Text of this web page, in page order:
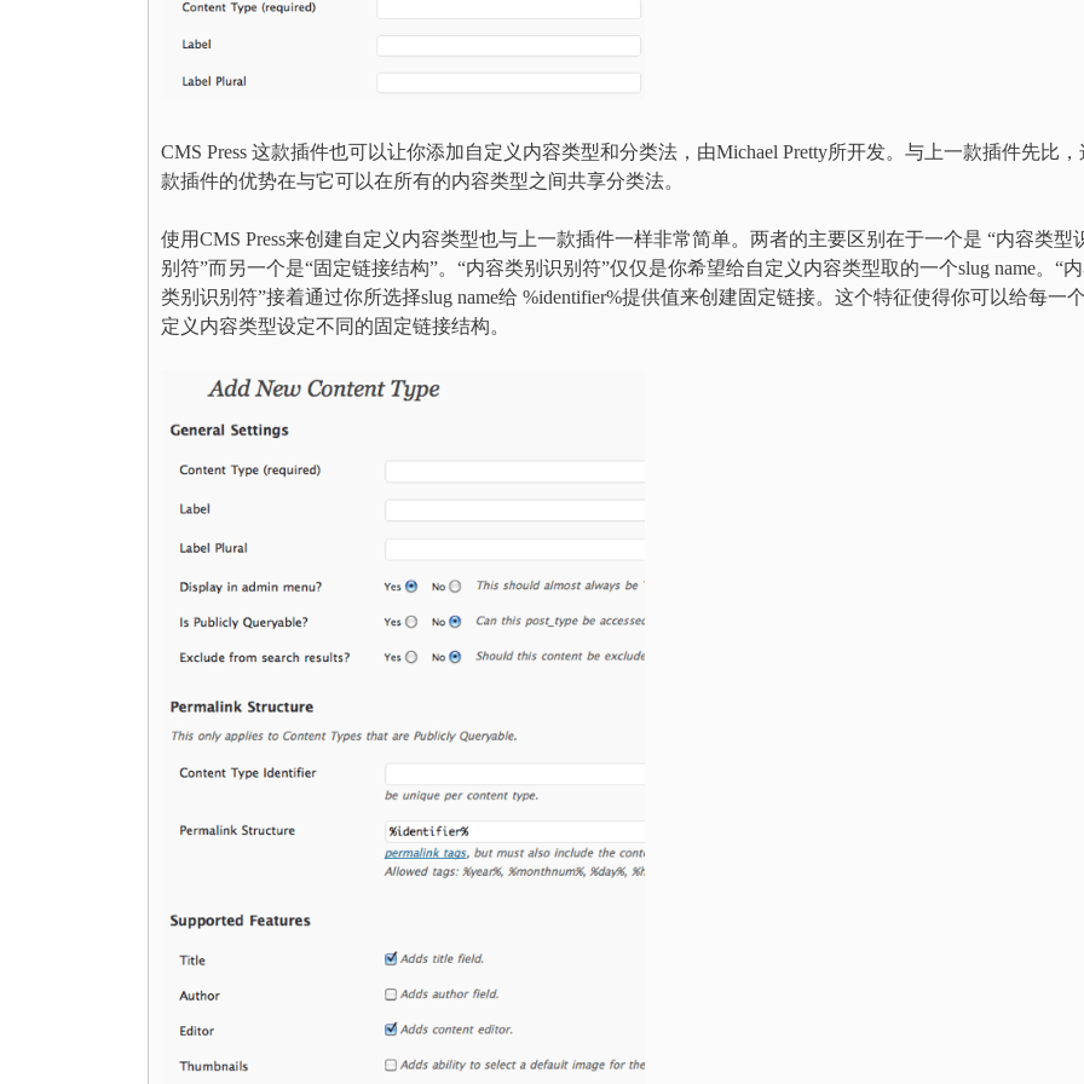
CMS Press 这款插件也可以让你添加自定义内容类型和分类法，由Michael Pretty所开发。与上一款插件先比，
款插件的优势在与它可以在所有的内容类型之间共享分类法。
使用CMS Press来创建自定义内容类型也与上一款插件一样非常简单。两者的主要区别在于一个是 “内容类型
别符”而另一个是“固定链接结构”。“内容类别识别符”仅仅是你希望给自定义内容类型取的一个slug name。“
类别识别符”接着通过你所选择slug name给 %identifier%提供值来创建固定链接。这个特征使得你可以给每一
定义内容类型设定不同的固定链接结构。